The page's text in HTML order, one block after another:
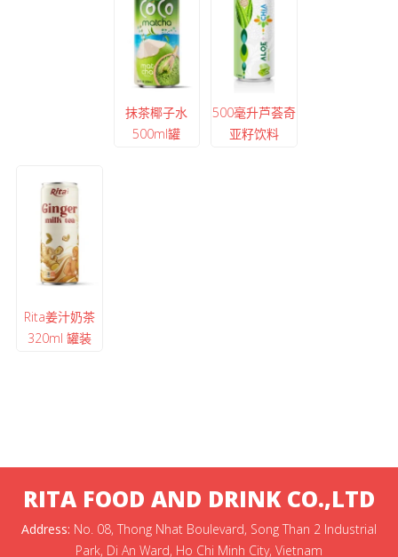
抹茶椰子水
500ml罐
500毫升芦荟奇
亚籽饮料
Rita姜汁奶茶
320ml 罐装
RITA FOOD AND DRINK CO.,LTD
Address: No. 08, Thong Nhat Boulevard, Song Than 2 Industrial
Park, Di An Ward, Ho Chi Minh City, Vietnam